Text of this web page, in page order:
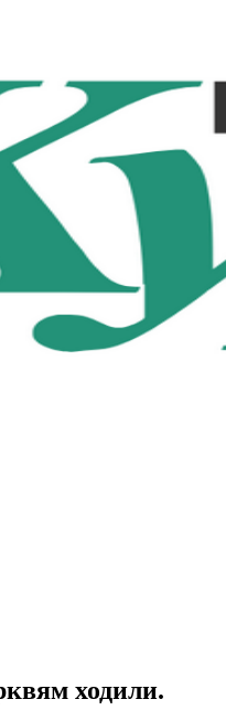
ходили.